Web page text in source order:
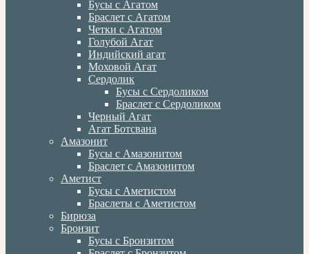
Бусы с Агатом
Браслет с Агатом
Четки с Агатом
Голубой Агат
Индийский агат
Моховой Агат
Сердолик
Бусы с Сердоликом
Браслет с Сердоликом
Черный Агат
Агат Ботсвана
Амазонит
Бусы с Амазонитом
Браслет с Амазонитом
Аметист
Бусы с Аметистом
Браслеты с Аметистом
Бирюза
Бронзит
Бусы с Бронзитом